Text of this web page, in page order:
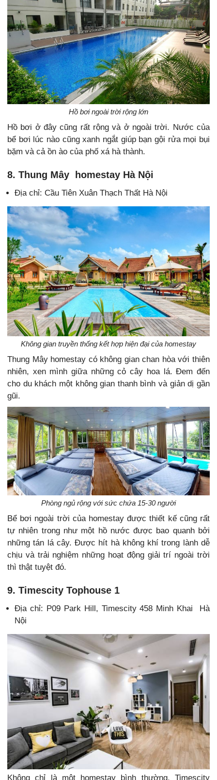
Hồ bơi ngoài trời rộng lớn
Hồ bơi ở đây cũng rất rộng và ở ngoài trời. Nước của
bể bơi lúc nào cũng xanh ngắt giúp bạn gội rửa mọi bụi
bặm và cả ồn ào của phố xá hà thành.
8. Thung Mây homestay Hà Nội
Địa chỉ: Cầu Tiên Xuân Thạch Thất Hà Nội
Không gian truyền thống kết hợp hiện đại của homestay
Thung Mây homestay có không gian chan hòa với thiên
nhiên, xen mình giữa những cỏ cây hoa lá. Đem đến
cho du khách một không gian thanh bình và giản dị gần
gũi.
Phòng ngủ rộng với sức chứa 15-30 người
Bể bơi ngoài trời của homestay được thiết kế cũng rất
tự nhiên trong như một hồ nước được bao quanh bởi
những tán lá cây. Được hít hà không khí trong lành dễ
chịu và trải nghiệm những hoạt động giải trí ngoài trời
thì thật tuyệt đó.
9. Timescity Tophouse 1
Địa chỉ: P09 Park Hill, Timescity 458 Minh Khai Hà
Nội
Không chỉ là một homestay bình thường, Timescity